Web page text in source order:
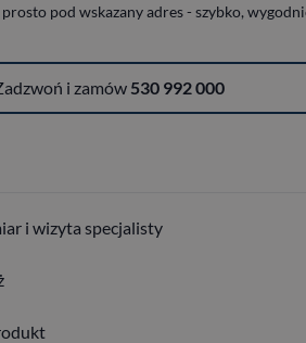
pod wskazany adres - szybko,
i zamów 530 992 000
i wizyta specjalisty